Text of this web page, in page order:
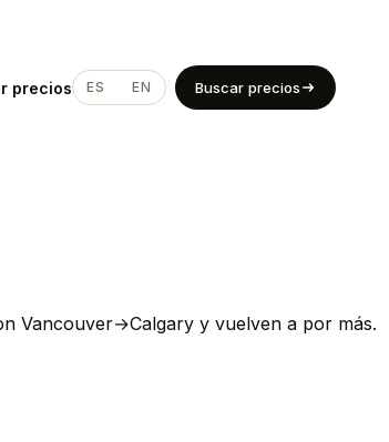
precios ES EN Buscar precios
Vancouver→Calgary y vuelven a por más.